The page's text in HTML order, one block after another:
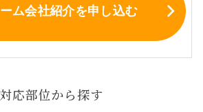
ム会社紹介を申し込む
応部位から探す